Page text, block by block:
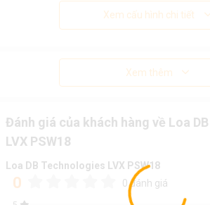
Xem cấu hình chi tiết
Xem thêm
Đánh giá của khách hàng về Loa
LVX PSW18
Loa DB Technologies LVX PSW18
0 0 đánh giá